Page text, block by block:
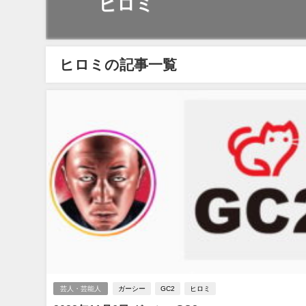
ヒロミ
ヒロミの記事一覧
芸人・芸能人 ガーシー GC2 ヒロミ